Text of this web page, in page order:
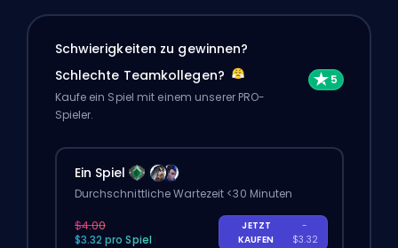
Schwierigkeiten zu gewinnen?
Schlechte Teamkollegen?
Kaufe ein Spiel mit einem unserer PRO-
Spieler.
Ein Spiel
Durchschnittliche Wartezeit <30 Minuten
$4.00
$3.32 pro Spiel
JETZT
KAUFEN
-
$3.32